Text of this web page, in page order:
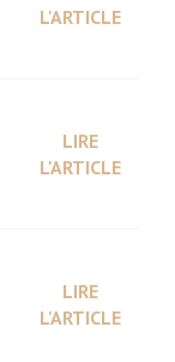
L'ARTICLE
LIRE
L'ARTICLE
LIRE
L'ARTICLE